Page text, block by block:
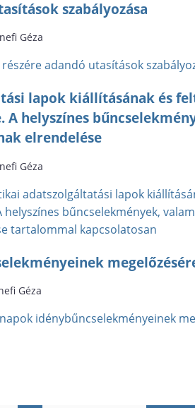
szabályozása
Géza
részére adandó utasítások
lapok kiállításának és
A helyszínes
elrendelése
Géza
adatszolgáltatási lapok
helyszínes bűncselekmények,
tartalommal kapcsolatosan
Géza
idénybűncselekményeinek